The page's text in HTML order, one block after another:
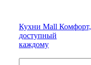
Кухни Mall Комфорт,
доступный
каждому